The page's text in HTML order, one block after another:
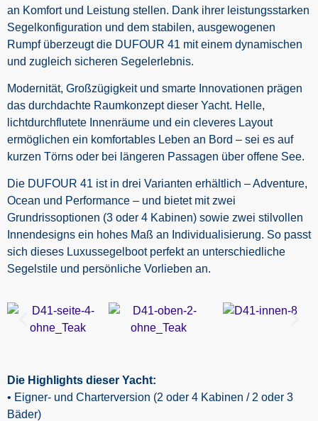
an Komfort und Leistung stellen. Dank ihrer leistungsstarken
Segelkonfiguration und dem stabilen, ausgewogenen
Rumpf überzeugt die DUFOUR 41 mit einem dynamischen
und zugleich sicheren Segelerlebnis.
Modernität, Großzügigkeit und smarte Innovationen prägen
das durchdachte Raumkonzept dieser Yacht. Helle,
lichtdurchflutete Innenräume und ein cleveres Layout
ermöglichen ein komfortables Leben an Bord – sei es auf
kurzen Törns oder bei längeren Passagen über offene See.
Die DUFOUR 41 ist in drei Varianten erhältlich – Adventure,
Ocean und Performance – und bietet mit zwei
Grundrissoptionen (3 oder 4 Kabinen) sowie zwei stilvollen
Innendesigns ein hohes Maß an Individualisierung. So passt
sich dieses Luxussegelboot perfekt an unterschiedliche
Segelstile und persönliche Vorlieben an.
Die Highlights dieser Yacht:
• Eigner- und Charterversion (2 oder 4 Kabinen / 2 oder 3
Bäder)